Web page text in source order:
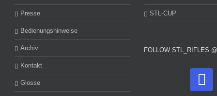
Presse
Bedienungshinweise
Archiv
Kontakt
Glosse
STL-CUP
FOLLOW STL_RIFLES